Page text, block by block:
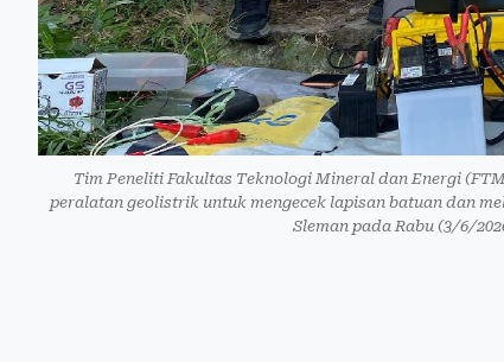
Tim Peneliti Fakultas Teknologi Mineral dan Energi
peralatan geolistrik untuk mengecek lapisan batuan dan
Sleman pada Rabu (3/6/